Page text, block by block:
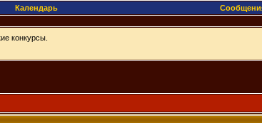
Календарь
конкурсы.